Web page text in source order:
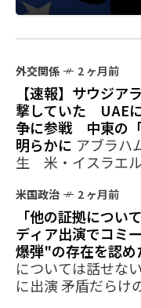
外交関係 2 ヶ月前
【速報】サウジア
撃していた UAE
争に参戦 中東の
明らかに アブラハ
生 米・イスラエ
の地殻変動 2026年
数の関係筋の証言
対イラン戦
米国政治 2 ヶ月前
「他の証拠につ
ディア出演でコミ
爆弾"の存在を認め
については話せな
に出演 矛盾だらけ
FBI 2 ヶ月前
【爆弾証拠】